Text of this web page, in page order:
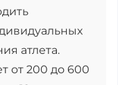
атлета.
от 200 до 600